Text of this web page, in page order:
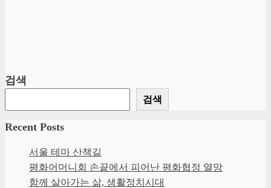
검색
검색
Recent Posts
서울 테마 산책길
평화어머니회 손끝에서 피어난 평화협정 열망
함께 살아가는 삶, 생활정치시대